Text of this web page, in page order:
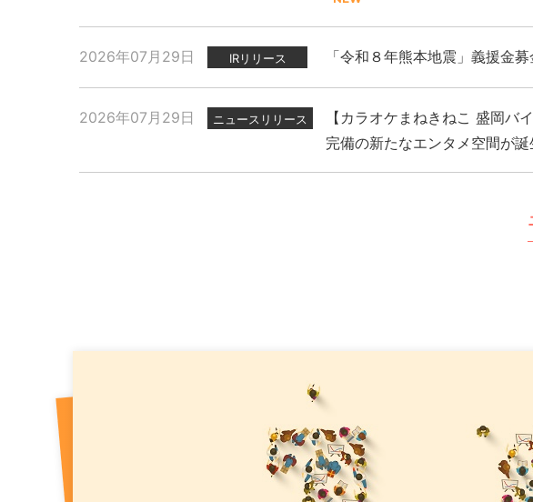
2026年07月29日 IRリリース 「令和８年熊本地震」義援金
2026年07月29日 ニュースリリース
【カラオケまねきねこ 盛岡バ
完備の新たなエンタメ空間が誕
2026年07月14日 PR 「カラオケまねきねこ」フィ
2026年8月期第３四半期 決算
決算 2026年8月期 第３四半期決算
2025年11月07日 プレスリリース 新上位ブランド「カラオケ金
【カラオケまねきねこ 札幌平
ニュースリリース 【カラオケまねきねこ 相模大